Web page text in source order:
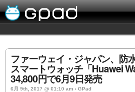
ファーウェイ・ジャパン、防
スマートウォッチ「Huawei
34,800円で6月9日発売
6月 9th, 2017 @ 01:10 am › GPad